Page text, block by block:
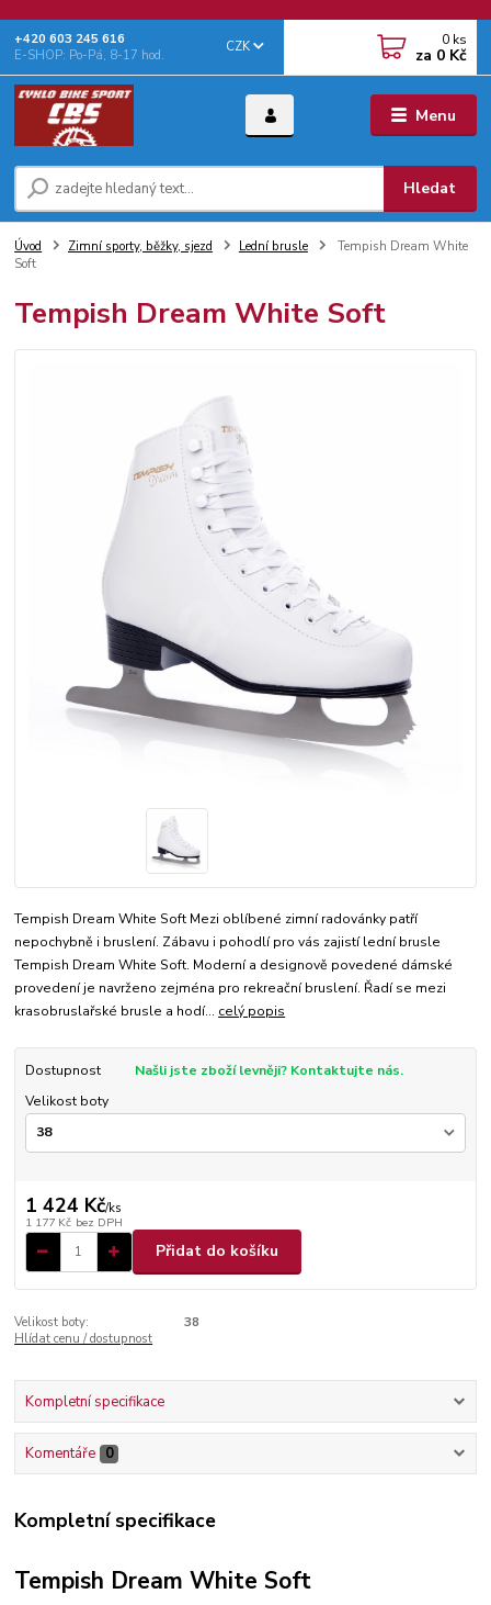
Menu
CZK
Hledat
+‭420 603 245 616‬
E-SHOP: Po-Pá, 8-17 hod.
0 ks
za 0 Kč
Úvod Zimní sporty, běžky, sjezd Lední brusle
Tempish Dream White
Soft
Tempish Dream White Soft
Tempish Dream White Soft Mezi oblíbené zimní radovánky patří
nepochybně i bruslení. Zábavu i pohodlí pro vás zajistí lední brusle
Tempish Dream White Soft. Moderní a designově povedené dámské
provedení je navrženo zejména pro rekreační bruslení. Řadí se mezi
krasobruslařské brusle a hodí... celý popis
Dostupnost
Našli jste zboží levněji? Kontaktujte nás.
Velikost boty
1 424 Kč/ks
1 177 Kč bez DPH
Přidat do košíku
Velikost boty:
38
Hlídat cenu / dostupnost
Kompletní specifikace
Komentáře 0
Kompletní specifikace
Tempish Dream White Soft